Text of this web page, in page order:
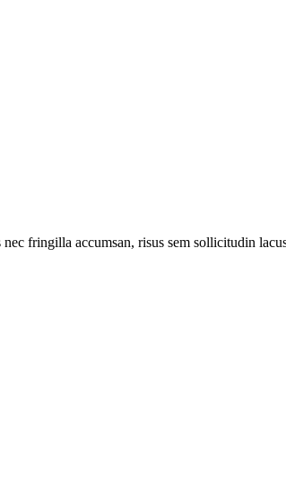
fringilla accumsan, risus sem sollicitudin